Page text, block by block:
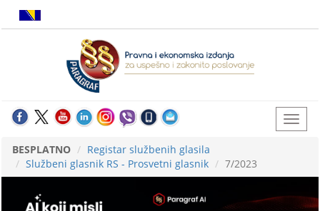
BESPLATNO
Registar službenih glasila
Službeni glasnik RS - Prosvetni glasnik
7/2023